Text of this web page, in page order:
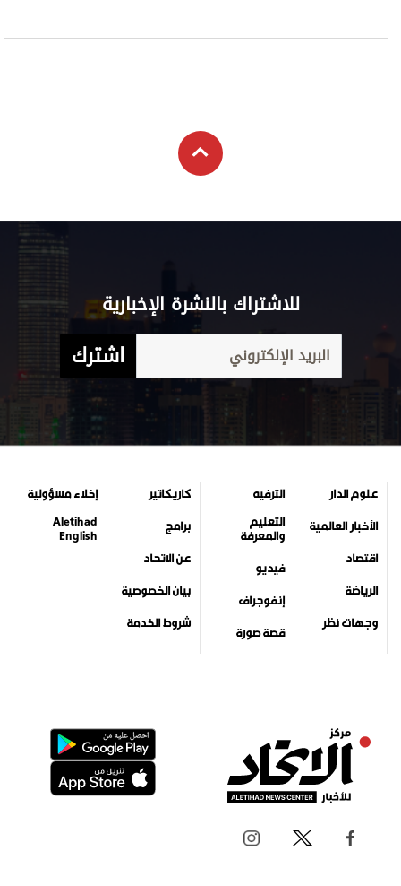
للاشتراك بالنشرة الإخبارية
اشترك
علوم الدار
الأخبار العالمية
اقتصاد
الرياضة
وجهات نظر
الترفيه
التعليم
والمعرفة
فيديو
إنفوجراف
قصة صورة
كاريكاتير
برامج
عن الاتحاد
بيان الخصوصية
شروط الخدمة
إخلاء مسؤولية
Aletihad
English